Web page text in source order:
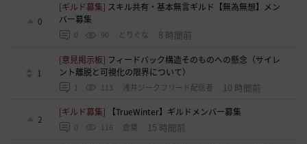
0
[ギルド募集] スキル共有・基本無言ギルド【無為無想】メン
バー募集
0 90 とりぐな 8 時間前
1
[意見掲示板] フィードバック構造そのものへの懸念（サイレ
ント離脱と可視化の限界について）
1 113 浅井ジークフリード配信者 10 時間前
2
[ギルド募集] 【TrueWinter】ギルドメンバー募集
0 116 倉葉 15 時間前